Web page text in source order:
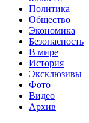
Политика
Общество
Экономика
Безопасность
В мире
История
Эксклюзивы
Фото
Видео
Архив